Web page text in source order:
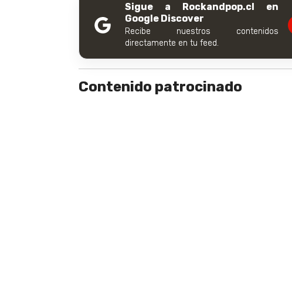
Sigue a Rockandpop.cl en
Google Discover
Recibe nuestros contenidos
directamente en tu feed.
Contenido patrocinado